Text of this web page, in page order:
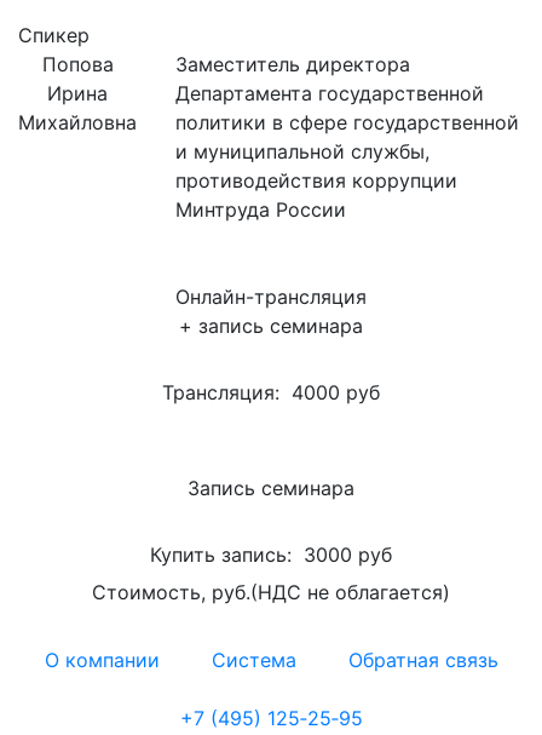
Спикер
Попова
Ирина
Михайловна
Заместитель директора
Департамента государственной
политики в сфере государственной
и муниципальной службы,
противодействия коррупции
Минтруда России
Онлайн-трансляция
+ запись семинара
Трансляция: 4000 руб
Запись семинара
Купить запись: 3000 руб
Стоимость, руб.(НДС не облагается)
О компании Система Обратная связь
+7 (495) 125‑25‑95